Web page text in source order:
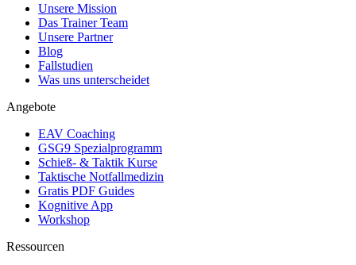
Unsere Mission
Das Trainer Team
Unsere Partner
Blog
Fallstudien
Was uns unterscheidet
Angebote
EAV Coaching
GSG9 Spezialprogramm
Schieß- & Taktik Kurse
Taktische Notfallmedizin
Gratis PDF Guides
Kognitive App
Workshop
Ressourcen